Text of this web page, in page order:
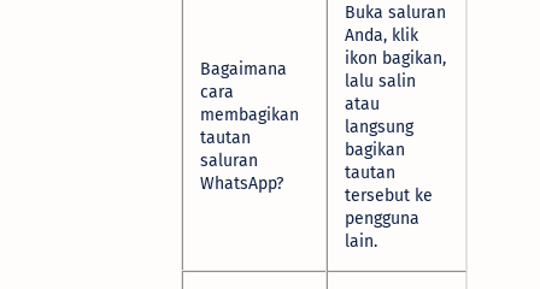
Bagaimana
cara
membagikan
tautan
saluran
WhatsApp?
Buka saluran
Anda, klik
ikon bagikan,
lalu salin
atau
langsung
bagikan
tautan
tersebut ke
pengguna
lain.